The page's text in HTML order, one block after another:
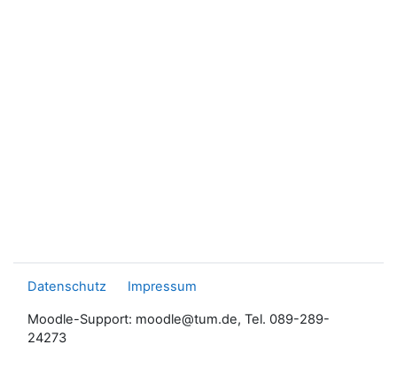
Datenschutz Impressum
Moodle-Support: moodle@tum.de, Tel. 089-289-
24273